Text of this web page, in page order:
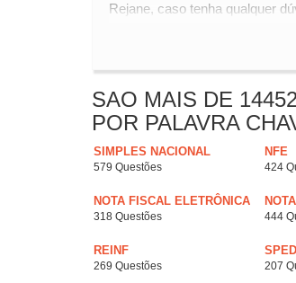
Rejane, caso tenha qualquer
SAO MAIS DE
POR PALAVRA
SIMPLES NACIONAL
579 Questões
NFE
424
NOTA FISCAL ELETRÔNICA
318 Questões 444
REINF
269 Questões 207